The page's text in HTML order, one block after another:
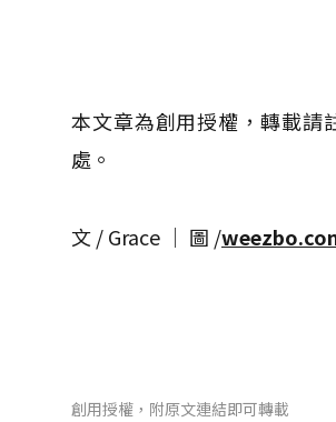
本文章為創用授權，轉載請
處。
文 / Grace │ 圖 /
創用授權，附原文連結即可轉載